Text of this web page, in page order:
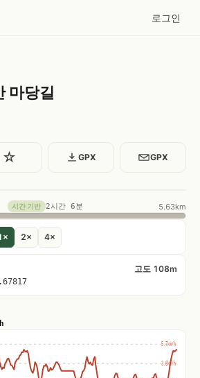
로그인
마당길
☆ GPX GPX
시간 기반 2시간 6분 5.63km
2× 4×
고도 108m
5.7km/h
3.8km/h